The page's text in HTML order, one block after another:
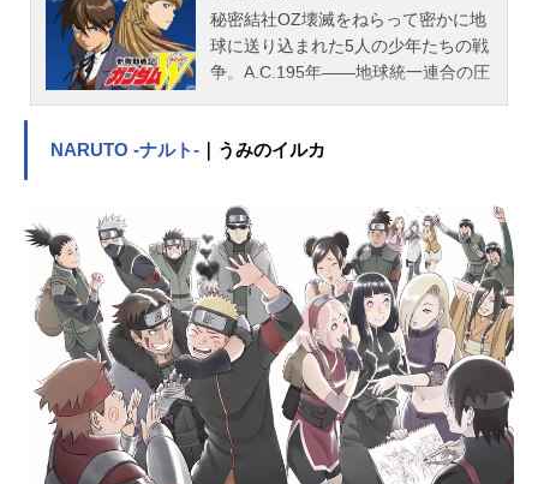
秘密結社OZ壊滅をねらって密かに地
球に送り込まれた5人の少年たちの戦
争。A.C.195年――地球統一連合の圧
む。パイロットのひとり、ヒイロは
られ、彼女を殺そうとするのだ
が…。作品名新機動戦記ガンダムW
放送形態TVアニメシリーズガンダム
シリーズスケジュール1995年4月7日
（金）～1996年3月29日（金）テレ
ビ朝日系ほか話数全49話キャストヒ
イロ・ユイ：緑川光デュオ・マック
スウェル：関俊彦トロワ・バート
ン：中原茂カトル・ラバーバ・ウィ
ナー：折笠愛張五飛：石野竜三リリ
ーナ・ドーリアン：矢島晶子ゼク
NARUTO -ナルト- ｜うみのイルカ